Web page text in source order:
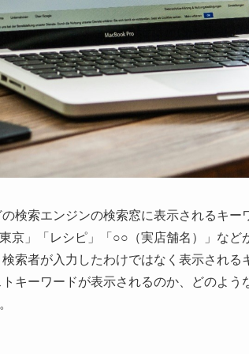
の検索エンジンの検索窓に表示されるキー
京」「レシピ」「 ○○ （実店舗名）」な
索者が入力したわけではなく表示される
キーワードが表示されるのか、どのよ